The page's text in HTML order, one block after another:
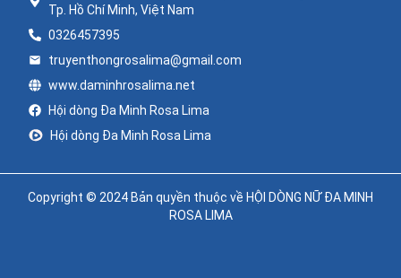
Tp. Hồ Chí Minh, Việt Nam
0326457395
truyenthongrosalima@gmail.com
www.daminhrosalima.net
Hội dòng Đa Minh Rosa Lima
Hội dòng Đa Minh Rosa Lima
Copyright © 2024 Bản quyền thuộc về HỘI DÒNG NỮ ĐA MINH
ROSA LIMA